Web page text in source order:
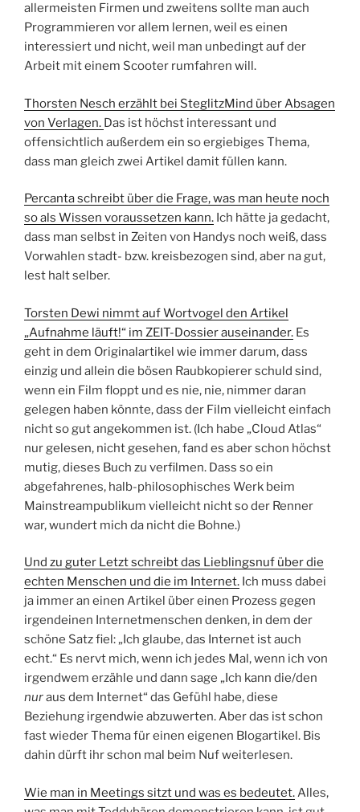
allermeisten Firmen und zweitens sollte man auch
Programmieren vor allem lernen, weil es einen
interessiert und nicht, weil man unbedingt auf der
Arbeit mit einem Scooter rumfahren will.
Thorsten Nesch erzählt bei SteglitzMind über Absagen
von Verlagen. Das ist höchst interessant und
offensichtlich außerdem ein so ergiebiges Thema,
dass man gleich zwei Artikel damit füllen kann.
Percanta schreibt über die Frage, was man heute noch
so als Wissen voraussetzen kann. Ich hätte ja gedacht,
dass man selbst in Zeiten von Handys noch weiß, dass
Vorwahlen stadt- bzw. kreisbezogen sind, aber na gut,
lest halt selber.
Torsten Dewi nimmt auf Wortvogel den Artikel
„Aufnahme läuft!“ im ZEIT-Dossier auseinander. Es
geht in dem Originalartikel wie immer darum, dass
einzig und allein die bösen Raubkopierer schuld sind,
wenn ein Film floppt und es nie, nie, nimmer daran
gelegen haben könnte, dass der Film vielleicht einfach
nicht so gut angekommen ist. (Ich habe „Cloud Atlas“
nur gelesen, nicht gesehen, fand es aber schon höchst
mutig, dieses Buch zu verfilmen. Dass so ein
abgefahrenes, halb-philosophisches Werk beim
Mainstreampublikum vielleicht nicht so der Renner
war, wundert mich da nicht die Bohne.)
Und zu guter Letzt schreibt das Lieblingsnuf über die
echten Menschen und die im Internet. Ich muss dabei
ja immer an einen Artikel über einen Prozess gegen
irgendeinen Internetmenschen denken, in dem der
schöne Satz fiel: „Ich glaube, das Internet ist auch
echt.“ Es nervt mich, wenn ich jedes Mal, wenn ich von
irgendwem erzähle und dann sage „Ich kann die/den
nuraus dem Internet“ das Gefühl habe, diese
Beziehung irgendwie abzuwerten. Aber das ist schon
fast wieder Thema für einen eigenen Blogartikel. Bis
dahin dürft ihr schon mal beim Nuf weiterlesen.
Wie man in Meetings sitzt und was es bedeutet.Alles,